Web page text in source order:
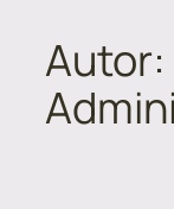
Zum
Inhalt
springen
Autor: